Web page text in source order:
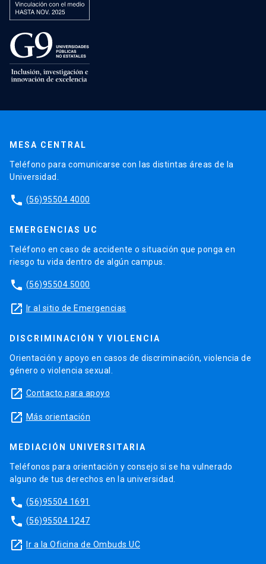
MESA CENTRAL
Teléfono para comunicarse con las distintas áreas de la
Universidad.
phone (56)95504 4000
EMERGENCIAS UC
Teléfono en caso de accidente o situación que ponga en
riesgo tu vida dentro de algún campus.
phone (56)95504 5000
launch Ir al sitio de Emergencias
DISCRIMINACIÓN Y VIOLENCIA
Orientación y apoyo en casos de discriminación, violencia de
género o violencia sexual.
launch Contacto para apoyo
launch Más orientación
MEDIACIÓN UNIVERSITARIA
Teléfonos para orientación y consejo si se ha vulnerado
alguno de tus derechos en la universidad.
phone (56)95504 1691
phone (56)95504 1247
launch Ir a la Oficina de Ombuds UC